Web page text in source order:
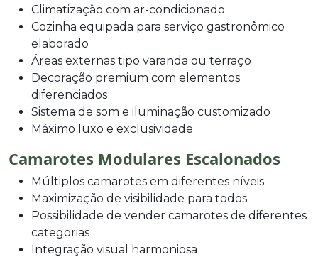
Climatização com ar-condicionado
Cozinha equipada para serviço gastronômico
elaborado
Áreas externas tipo varanda ou terraço
Decoração premium com elementos
diferenciados
Sistema de som e iluminação customizado
Máximo luxo e exclusividade
Camarotes Modulares Escalonados
Múltiplos camarotes em diferentes níveis
Maximização de visibilidade para todos
Possibilidade de vender camarotes de diferentes
categorias
Integração visual harmoniosa